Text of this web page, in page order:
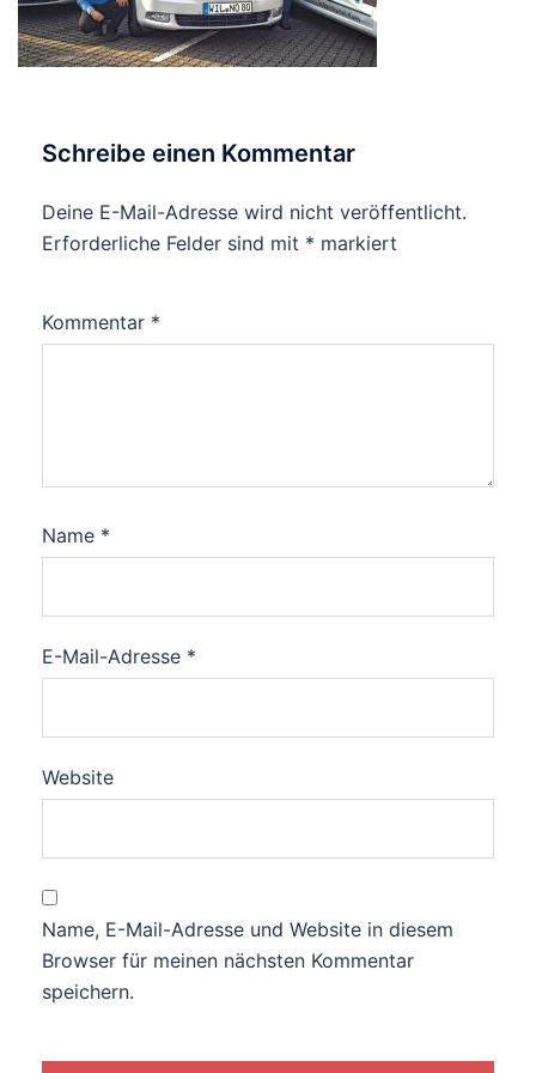
Schreibe einen Kommentar
Deine E-Mail-Adresse wird nicht veröffentlicht.
Erforderliche Felder sind mit * markiert
Kommentar *
Name *
E-Mail-Adresse *
Website
Name, E-Mail-Adresse und Website in diesem
Browser für meinen nächsten Kommentar
speichern.